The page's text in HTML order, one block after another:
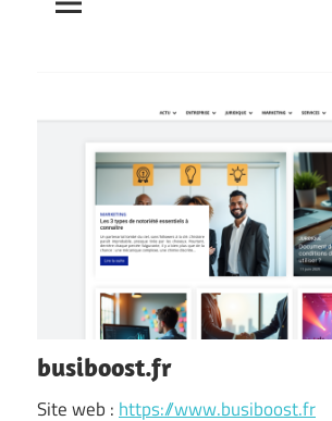
busiboost.fr
Site web : https://www.busiboost.fr